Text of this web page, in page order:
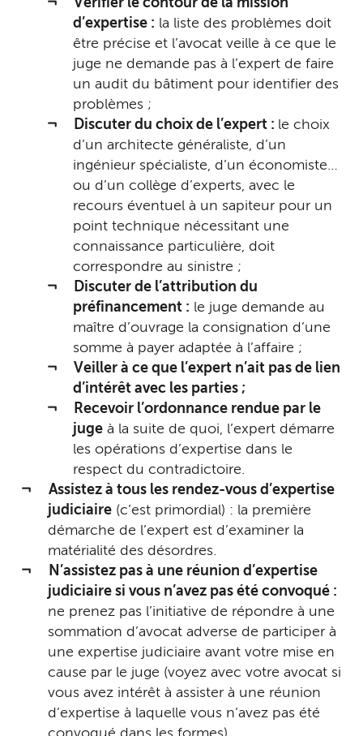
Vérifier le contour de la mission
d’expertise : la liste des problèmes doit
être précise et l’avocat veille à ce que le
juge ne demande pas à l’expert de faire
un audit du bâtiment pour identifier des
problèmes ;
Discuter du choix de l’expert : le choix
d’un architecte généraliste, d’un
ingénieur spécialiste, d’un économiste…
ou d’un collège d’experts, avec le
recours éventuel à un sapiteur pour un
point technique nécessitant une
connaissance particulière, doit
correspondre au sinistre ;
Discuter de l’attribution du
préfinancement : le juge demande au
maître d’ouvrage la consignation d’une
somme à payer adaptée à l’affaire ;
Veiller à ce que l’expert n’ait pas de lien
d’intérêt avec les parties ;
Recevoir l’ordonnance rendue par le
juge à la suite de quoi, l’expert démarre
les opérations d’expertise dans le
respect du contradictoire.
Assistez à tous les rendez-vous d’expertise
judiciaire(c’est primordial) : la première
démarche de l’expert est d’examiner la
matérialité des désordres.
N’assistez pas à une réunion d’expertise
judiciaire si vous n’avez pas été convoqué :
ne prenez pas l’initiative de répondre à une
sommation d’avocat adverse de participer à
une expertise judiciaire avant votre mise en
cause par le juge (voyez avec votre avocat si
vous avez intérêt à assister à une réunion
d’expertise à laquelle vous n’avez pas été